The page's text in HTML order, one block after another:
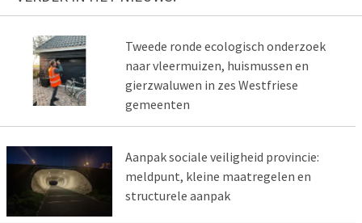
Tweede ronde ecologisch onderzoek
naar vleermuizen, huismussen en
gierzwaluwen in zes Westfriese
gemeenten
Aanpak sociale veiligheid provincie:
meldpunt, kleine maatregelen en
structurele aanpak